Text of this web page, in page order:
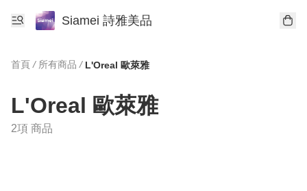
Siamei 詩雅美品
首頁 / 所有商品 / L'Oreal 歐萊雅
L'Oreal 歐萊雅
2項 商品